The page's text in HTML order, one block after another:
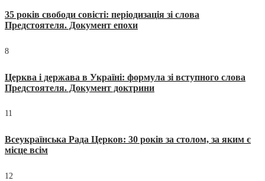
35 років свободи совісті: періодизація зі слова
Предстоятеля. Документ епохи
8
Церква і держава в Україні: формула зі вступного слова
Предстоятеля. Документ доктрини
11
Всеукраїнська Рада Церков: 30 років за столом, за яким є
місце всім
12